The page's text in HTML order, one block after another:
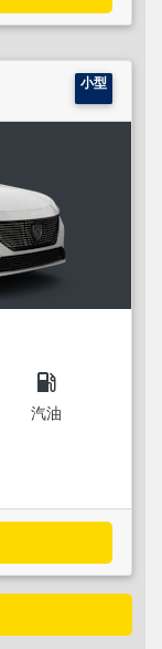
小型
local_gas_station
汽油